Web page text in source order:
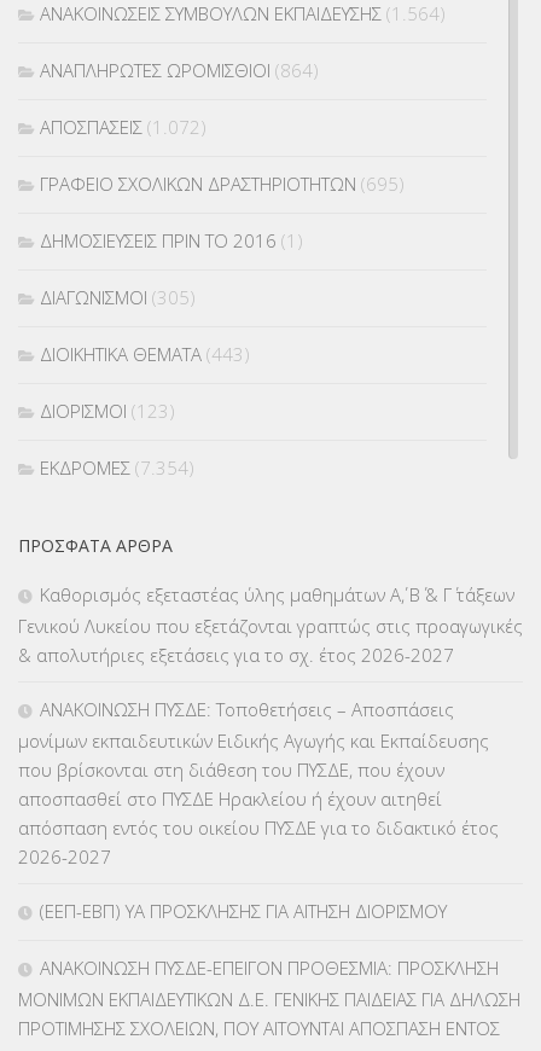
ΑΝΑΚΟΙΝΩΣΕΙΣ ΣΥΜΒΟΥΛΩΝ ΕΚΠΑΙΔΕΥΣΗΣ (1.564)
ΑΝΑΠΛΗΡΩΤΕΣ ΩΡΟΜΙΣΘΙΟΙ (864)
ΑΠΟΣΠΑΣΕΙΣ (1.072)
ΓΡΑΦΕΙΟ ΣΧΟΛΙΚΩΝ ΔΡΑΣΤΗΡΙΟΤΗΤΩΝ (695)
ΔΗΜΟΣΙΕΥΣΕΙΣ ΠΡΙΝ ΤΟ 2016 (1)
ΔΙΑΓΩΝΙΣΜΟΙ (305)
ΔΙΟΙΚΗΤΙΚΑ ΘΕΜΑΤΑ (443)
ΔΙΟΡΙΣΜΟΙ (123)
ΕΚΔΡΟΜΕΣ (7.354)
(366)
ΕΠΙΜΟΡΦΩΣΗ Τ.Π.Ε.(10)
ΚΕΣΥ(60)
ΚΕΣΥΠ(109)
ΚΠγ – ΚΡΑΤΙΚΟ ΠΙΣΤΟΠΟΙΗΤΙΚΟ ΓΛΩΣΣΟΜΑΘΕΙΑΣ
ΚΠπ- ΚΡΑΤΙΚΟ ΠΙΣΤΟΠΟΙΗΤΙΚΟ ΠΛΗΡΟΦΟΡΙΚΗΣ(12)
ΛΟΙΠΑ(309)
ΜΑΘΗΤΕΙΑ(275)
ΠΡΌΣΦΑΤΑ ΆΡΘΡΑ
Καθορισμός εξεταστέας ύλης μαθημάτων Α΄, Β΄ & Γ΄ τάξεων
Γενικού Λυκείου που εξετάζονται γραπτώς στις προαγωγικές
& απολυτήριες εξετάσεις για το σχ. έτος 2026-2027
ΑΝΑΚΟΙΝΩΣΗ ΠΥΣΔΕ: Τοποθετήσεις – Αποσπάσεις
μονίμων εκπαιδευτικών Ειδικής Αγωγής και Εκπαίδευσης
που βρίσκονται στη διάθεση του ΠΥΣΔΕ, που έχουν
αποσπασθεί στο ΠΥΣΔΕ Ηρακλείου ή έχουν αιτηθεί
απόσπαση εντός του οικείου ΠΥΣΔΕ για το διδακτικό έτος
2026-2027
(ΕΕΠ-ΕΒΠ) ΥΑ ΠΡΟΣΚΛΗΣΗΣ ΓΙΑ ΑΙΤΗΣΗ ΔΙΟΡΙΣΜΟΥ
ΑΝΑΚΟΙΝΩΣΗ ΠΥΣΔΕ-ΕΠΕΙΓΟΝ ΠΡΟΘΕΣΜΙΑ: ΠΡΟΣΚΛΗΣΗ
ΜΟΝΙΜΩΝ ΕΚΠΑΙΔΕΥΤΙΚΩΝ Δ.Ε. ΓΕΝΙΚΗΣ ΠΑΙΔΕΙΑΣ ΓΙΑ ΔΗΛΩΣΗ
ΠΡΟΤΙΜΗΣΗΣ ΣΧΟΛΕΙΩΝ, ΠΟΥ ΑΙΤΟΥΝΤΑΙ ΑΠΟΣΠΑΣΗ ΕΝΤΟΣ